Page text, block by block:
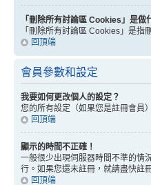
「刪除所有討論區 Cookies」是做
「刪除所有討論區 Cookies」是
回頂端
會員參數和設定
我要如何更改個人的設定？
您的所有設定（如果您是註冊會員
回頂端
顯示的時間不正確！
一般很少出現伺服器時間不準的情
行。如果您還未註冊，就請盡快註
回頂端